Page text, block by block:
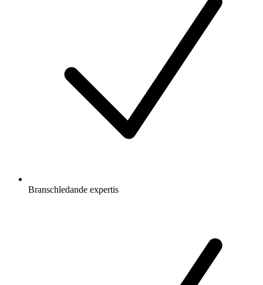
Branschledande expertis